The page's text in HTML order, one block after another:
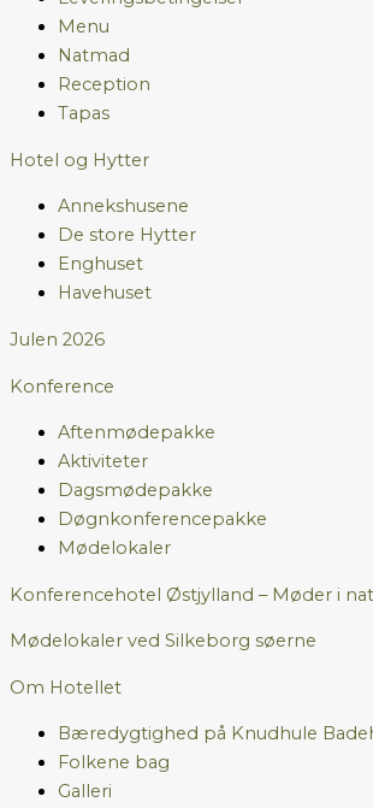
Menu
Natmad
Reception
Tapas
Hotel og Hytter
Annekshusene
De store Hytter
Enghuset
Havehuset
Julen 2026
Konference
Aftenmødepakke
Aktiviteter
Dagsmødepakke
Døgnkonferencepakke
Mødelokaler
Konferencehotel Østjylland – Møder i
Mødelokaler ved Silkeborg søerne
Om Hotellet
Bæredygtighed på Knudhule
Folkene bag
Galleri